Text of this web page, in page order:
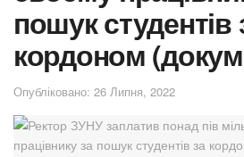
пошук студентів
кордоном
Опубліковано: 26 Липня, 2022